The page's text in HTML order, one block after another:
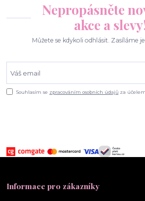
Nepropásněte
akce a
Můžete se kdykoli odhlásit. Zasíláme
Souhlasím se zpracováním osobních údajů za
Informace pro zákazníky